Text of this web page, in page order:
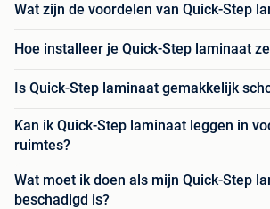
Wat zijn de voordelen van Quick-Step
Hoe installeer je Quick-Step laminaat
Is Quick-Step laminaat gemakkelijk
Kan ik Quick-Step laminaat leggen in
ruimtes?
Wat moet ik doen als mijn Quick-Step
beschadigd is?